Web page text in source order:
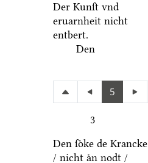
Der Kunſt vnd
eruarnheit nicht
entbert.
Den
5
3
Den ſoͤke de Krancke
/ nicht aͤn nodt /